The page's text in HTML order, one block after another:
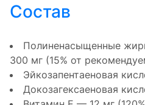
Состав
Полиненасыщенные
300 мг (15% от
Эйкозапентаеновая
Докозагексаеновая